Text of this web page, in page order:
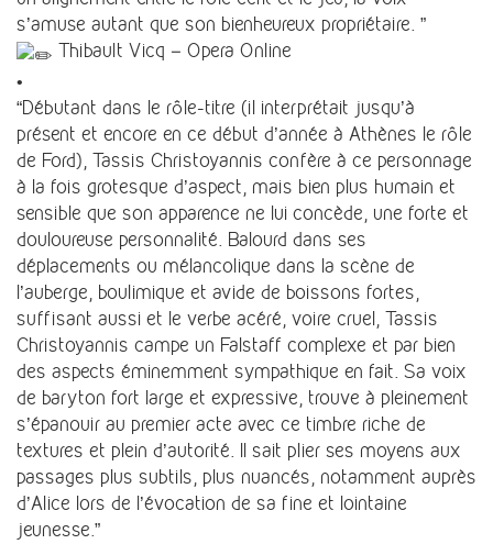
s’amuse autant que son bienheureux propriétaire. ”
Thibault Vicq – Opera Online
•
“Débutant dans le rôle-titre (il interprétait jusqu’à
présent et encore en ce début d’année à Athènes le rôle
de Ford), Tassis Christoyannis confère à ce personnage
à la fois grotesque d’aspect, mais bien plus humain et
sensible que son apparence ne lui concède, une forte et
douloureuse personnalité. Balourd dans ses
déplacements ou mélancolique dans la scène de
l’auberge, boulimique et avide de boissons fortes,
suffisant aussi et le verbe acéré, voire cruel, Tassis
Christoyannis campe un Falstaff complexe et par bien
des aspects éminemment sympathique en fait. Sa voix
de baryton fort large et expressive, trouve à pleinement
s’épanouir au premier acte avec ce timbre riche de
textures et plein d’autorité. Il sait plier ses moyens aux
passages plus subtils, plus nuancés, notamment auprès
d’Alice lors de l’évocation de sa fine et lointaine
jeunesse.”